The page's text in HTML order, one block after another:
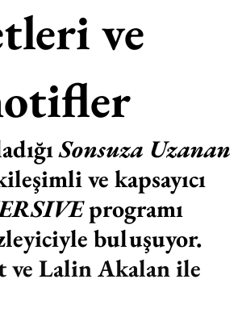
ON SORULUK SOHBETLER
KIVRIM PARIS UNLIMITED
ve
Sonsuza Uzanan
ve kapsayıcı
programı
buluşuyor.
ve Lalin Akalan ile